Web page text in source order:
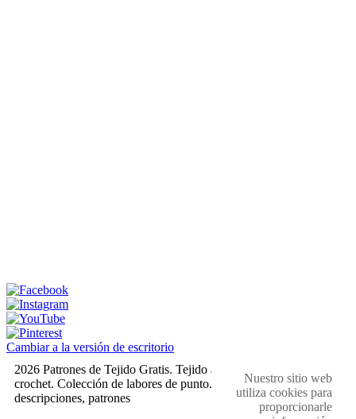
Cambiar a la versión de escritorio
2026 Patrones de Tejido Gratis. Tejido a dos agujas y
crochet. Colección de labores de punto. Muestras,
descripciones, patrones
Nuestro sitio web
utiliza cookies para
proporcionarle